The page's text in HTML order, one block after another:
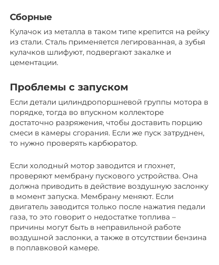
Сборные
Кулачок из металла в таком типе крепится на рейку
из стали. Сталь применяется легированная, а зубья
кулачков шлифуют, подвергают закалке и
цементации.
Проблемы с запуском
Если детали цилиндропоршневой группы мотора в
порядке, тогда во впускном коллекторе
достаточно разряжения, чтобы доставить порцию
смеси в камеры сгорания. Если же пуск затруднен,
то нужно проверять карбюратор.
Если холодный мотор заводится и глохнет,
проверяют мембрану пускового устройства. Она
должна приводить в действие воздушную заслонку
в момент запуска. Мембрану меняют. Если
двигатель заводится только после нажатия педали
газа, то это говорит о недостатке топлива –
причины могут быть в неправильной работе
воздушной заслонки, а также в отсутствии бензина
в поплавковой камере.